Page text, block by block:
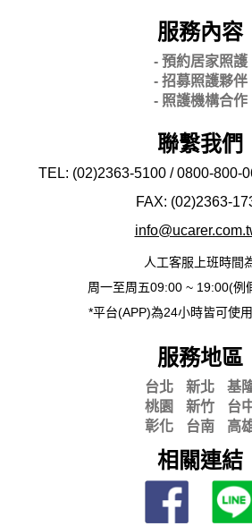
服務內容
- 預約居家照護
- 招募照護夥伴
- 照護機構合作
聯繫我們
TEL: (02)2363-5100 / 0800-800-
FAX: (02)2363-
人工客服上班時間
周一至周五09:00 ~ 19:00(例
*平台(APP)為24小時皆可使
服務地區
台北 新北
基
桃園
新竹
台
彰化
台南 高
相關連結